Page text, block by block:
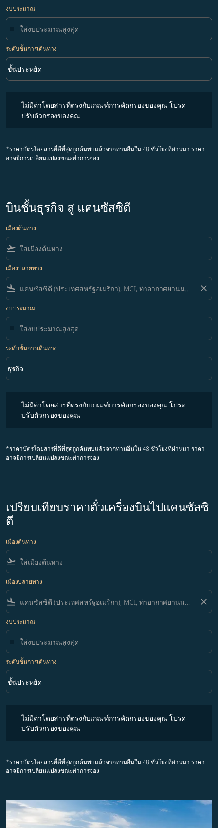
งบประมาณ
ระดับชั้นการเดินทาง
ระดับชั้นการเดินทาง option ชั้นประหยัด Selected
ชั้นประหยัด
keyboard_arrow_down
ไม่มีค่าโดยสารที่ตรงกับเกณฑ์การคัดกรองของคุณ โปรด
ปรับตัวกรองของคุณ
*ราคาบัตรโดยสารที่ดีที่สุดถูกค้นพบแล้วจากท่านอื่นใน 48 ชั่วโมงที่ผ่านมา ราคา
อาจมีการเปลี่ยนแปลงขณะทำการจอง
บินชั้นธุรกิจ สู่ แคนซัสซิตี
เมืองต้นทาง
flight_takeoff
เมืองปลายทาง
flight_land close
งบประมาณ
ระดับชั้นการเดินทาง
ระดับชั้นการเดินทาง option ธุรกิจ Selected
ธุรกิจ
keyboard_arrow_down
ไม่มีค่าโดยสารที่ตรงกับเกณฑ์การคัดกรองของคุณ โปรด
ปรับตัวกรองของคุณ
*ราคาบัตรโดยสารที่ดีที่สุดถูกค้นพบแล้วจากท่านอื่นใน 48 ชั่วโมงที่ผ่านมา ราคา
อาจมีการเปลี่ยนแปลงขณะทำการจอง
เปรียบเทียบราคาตั๋วเครื่องบินไปแคนซัสซิ
ตี
เมืองต้นทาง
flight_takeoff
เมืองปลายทาง
flight_land close
งบประมาณ
ระดับชั้นการเดินทาง
ระดับชั้นการเดินทาง option ชั้นประหยัด Selected
ชั้นประหยัด
keyboard_arrow_down
ไม่มีค่าโดยสารที่ตรงกับเกณฑ์การคัดกรองของคุณ โปรด
ปรับตัวกรองของคุณ
*ราคาบัตรโดยสารที่ดีที่สุดถูกค้นพบแล้วจากท่านอื่นใน 48 ชั่วโมงที่ผ่านมา ราคา
อาจมีการเปลี่ยนแปลงขณะทำการจอง